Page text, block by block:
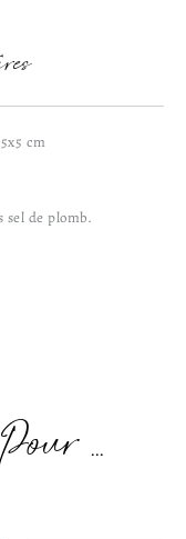
cm
sel de plomb.
...